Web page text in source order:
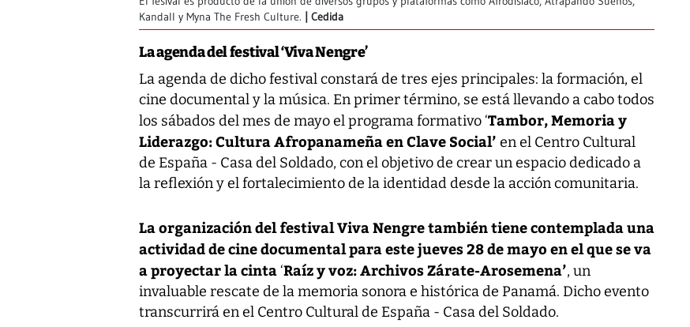
Kandall y Myna The Fresh Culture.
Cedida
La agenda del festival ‘Viva Nengre’
La agenda de dicho festival constará de tres ejes principales: la formación, el
cine documental y la música. En primer término, se está llevando a cabo todos
los sábados del mes de mayo el programa formativo ‘Tambor, Memoria y
Liderazgo: Cultura Afropanameña en Clave Social’ en el Centro Cultural
de España - Casa del Soldado, con el objetivo de crear un espacio dedicado a
la reflexión y el fortalecimiento de la identidad desde la acción comunitaria.
La organización del festival Viva Nengre también tiene contemplada una
actividad de cine documental para este jueves 28 de mayo en el que se va
a proyectar la cinta‘Raíz y voz: Archivos Zárate-Arosemena’, un
invaluable rescate de la memoria sonora e histórica de Panamá. Dicho evento
transcurrirá en el Centro Cultural de España - Casa del Soldado.